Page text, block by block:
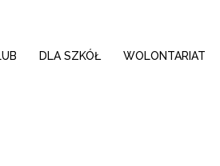
DLA SZKÓŁ WOLONTARIAT